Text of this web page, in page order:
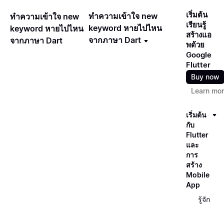
ทำความเข้าใจ new
keyword หายไปไหน
จากภาษา Dart
ทำความเข้าใจ new
keyword หายไปไหน
จากภาษา Dart
เริ่มต้น
เรียนรู้
สร้างแอ
พด้วย
Google
Flutter
Buy now
Learn
เริ่มต้น
กับ
Flutter
และ
การ
สร้าง
Mobile
App
รู้จัก